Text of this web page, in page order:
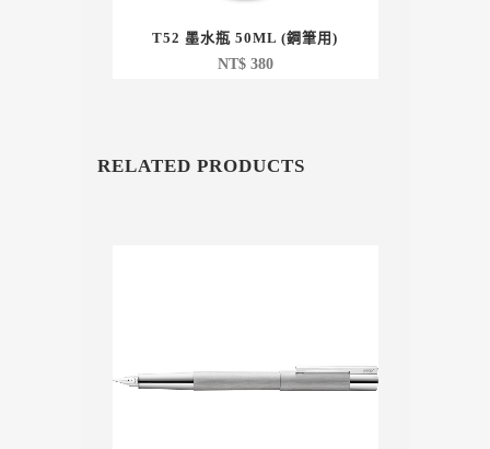
T52 墨水瓶 50ML (鋼筆用)
NT$380
RELATED PRODUCTS